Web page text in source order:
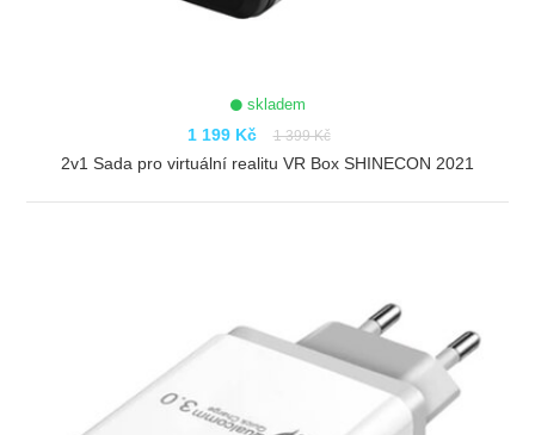
skladem
1 199 Kč 1 399 Kč
2v1 Sada pro virtuální realitu VR Box SHINECON 2021